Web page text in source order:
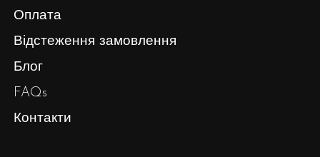
Оплата
Відстеження замовлення
Блог
FAQs
Контакти